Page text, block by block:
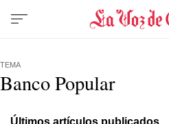
TEMA
Banco Popular
Últimos artículos publicados